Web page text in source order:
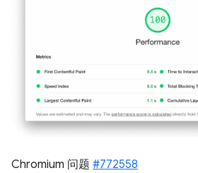
Chromium 问题 #772558